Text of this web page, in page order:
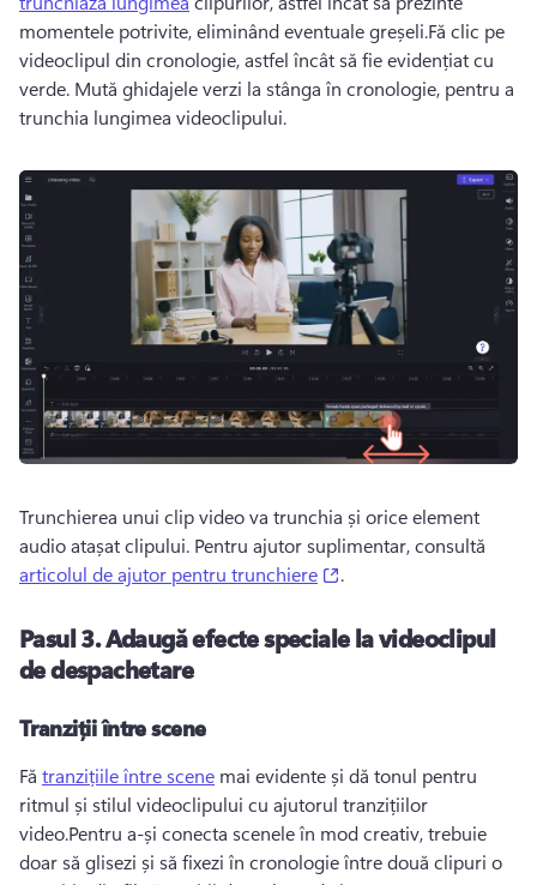
momentele potrivite, eliminând eventuale greșeli.Fă clic pe
videoclipul din cronologie, astfel încât să fie evidențiat cu
verde. Mută ghidajele verzi la stânga în cronologie, pentru a
trunchia lungimea videoclipului.
Trunchierea unui clip video va trunchia și orice element
audio atașat clipului. Pentru ajutor suplimentar, consultă
articolul de ajutor pentru trunchiere
.
Pasul 3.Adaugă efecte speciale la videoclipul
de despachetare
Tranziții între scene
Fă tranzițiile între scene mai evidente și dă tonul pentru
ritmul și stilul videoclipului cu ajutorul tranzițiilor
video.Pentru a-și conecta scenele în mod creativ, trebuie
doar să glisezi și să fixezi în cronologie între două clipuri o